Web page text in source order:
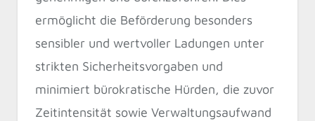
ermöglicht die Beförderung besonders
sensibler und wertvoller Ladungen unter
strikten Sicherheitsvorgaben und
minimiert bürokratische Hürden, die zuvor
Zeitintensität sowie Verwaltungsaufwand